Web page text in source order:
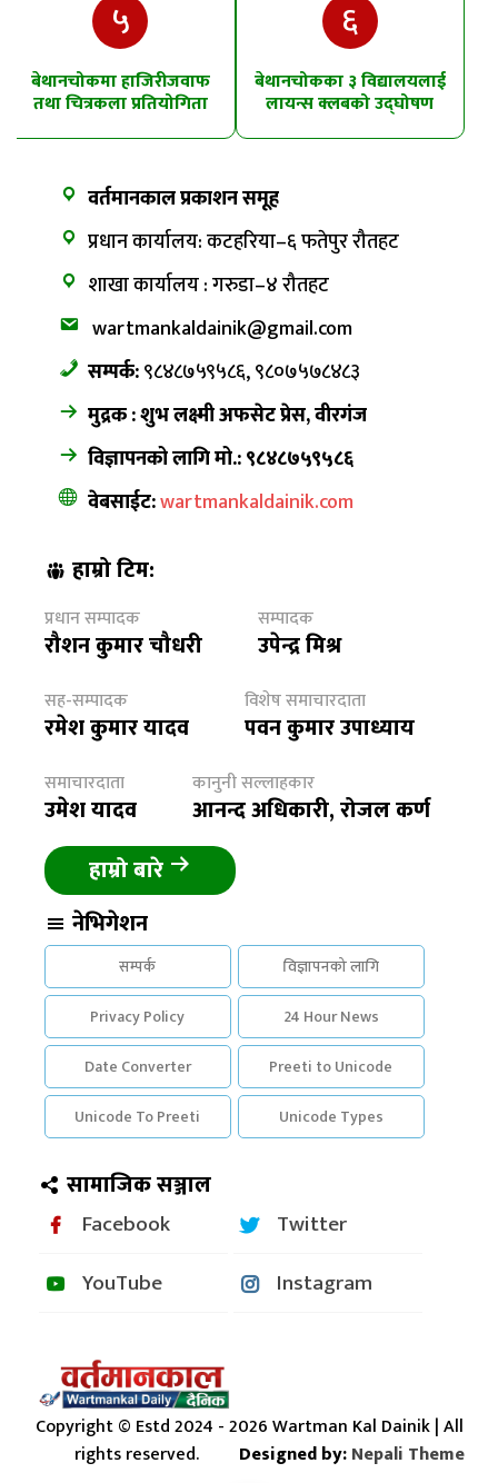
५
बेथानचोकमा हाजिरीजवाफ
तथा चित्रकला प्रतियोगिता
६
बेथानचोकका ३ विद्यालयलाई
लायन्स क्लबको उद्घोषण
वर्तमानकाल प्रकाशन समूह
प्रधान कार्यालय: कटहरिया–६ फतेपुर रौतहट
शाखा कार्यालय : गरुडा–४ रौतहट
wartmankaldainik@gmail.com
सम्पर्क:९८४८७५९५८६, ९८०७५७८४८३
मुद्रक : शुभ लक्ष्मी अफसेट प्रेस, वीरगंज
विज्ञापनको लागि मो.: ९८४८७५९५८६
वेबसाईट:wartmankaldainik.com
हाम्रो टिम:
प्रधान सम्पादक
रौशन कुमार चौधरी
सम्पादक
उपेन्द्र मिश्र
सह-सम्पादक
रमेश कुमार यादव
विशेष समाचारदाता
पवन कुमार उपाध्याय
समाचारदाता
उमेश यादव
कानुनी सल्लाहकार
आनन्द अधिकारी, रोजल कर्ण
हाम्रो बारे
नेभिगेशन
सम्पर्क
विज्ञापनको लागि
Privacy Policy
24 Hour News
Date Converter
Preeti to Unicode
Unicode To Preeti
Unicode Types
सामाजिक सञ्जाल
Facebook
Twitter
YouTube
Instagram
Copyright © Estd 2024 - 2026 Wartman Kal Dainik | All
rights reserved.
Designed by:Nepali Theme